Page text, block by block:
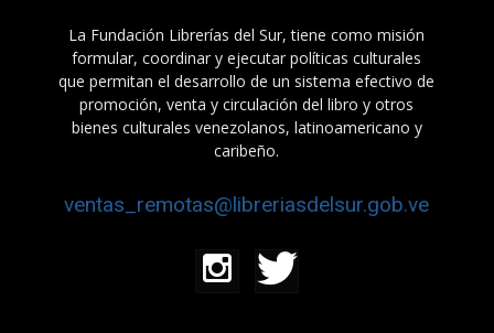
La Fundación Librerías del Sur, tiene como misión
formular, coordinar y ejecutar políticas culturales
que permitan el desarrollo de un sistema efectivo de
promoción, venta y circulación del libro y otros
bienes culturales venezolanos, latinoamericano y
caribeño.
ventas_remotas@libreriasdelsur.gob.ve